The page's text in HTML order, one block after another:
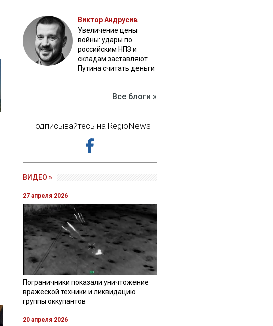
Виктор Андрусив
Увеличение цены
войны: удары по
российским НПЗ и
складам заставляют
Путина считать деньги
Все блоги »
Подписывайтесь на RegioNews
ВИДЕО »
27 апреля 2026
Пограничники показали уничтожение
вражеской техники и ликвидацию
группы оккупантов
20 апреля 2026